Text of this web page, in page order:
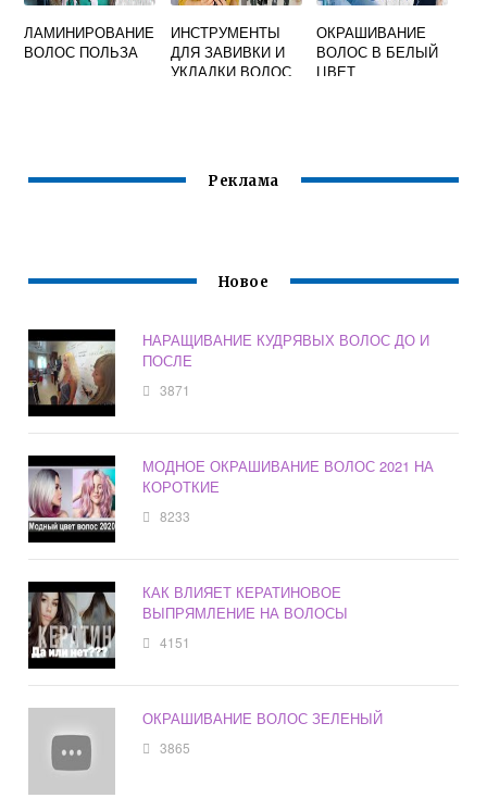
ЛАМИНИРОВАНИЕ
ВОЛОС ПОЛЬЗА
ИНСТРУМЕНТЫ
ДЛЯ ЗАВИВКИ И
УКЛАДКИ ВОЛОС
ОКРАШИВАНИЕ
ВОЛОС В БЕЛЫЙ
ЦВЕТ
Реклама
Новое
НАРАЩИВАНИЕ КУДРЯВЫХ ВОЛОС ДО И
ПОСЛЕ
3871
МОДНОЕ ОКРАШИВАНИЕ ВОЛОС 2021 НА
КОРОТКИЕ
8233
КАК ВЛИЯЕТ КЕРАТИНОВОЕ
ВЫПРЯМЛЕНИЕ НА ВОЛОСЫ
4151
ОКРАШИВАНИЕ ВОЛОС ЗЕЛЕНЫЙ
3865